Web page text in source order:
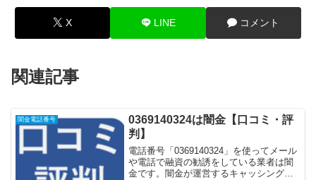
X LINE コメント
関連記事
闇金電話番号
0369140324は闇金【口コミ・評
判】
電話番号「0369140324」を使ってメール
や電話で融資の勧誘をしている業者は闇
金です。闇金が運営するキャッシング一